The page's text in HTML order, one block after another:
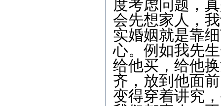
度考虑问题，
会先想家人，
实婚姻就是靠
心。例如我先
给他买，给他
齐，放到他面
变得穿着讲究